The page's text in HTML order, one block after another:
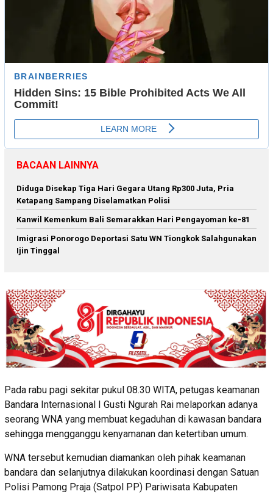
BACAAN LAINNYA
Diduga Disekap Tiga Hari Gegara Utang Rp300 Juta, Pria
Ketapang Sampang Diselamatkan Polisi
Kanwil Kemenkum Bali Semarakkan Hari Pengayoman ke-81
Imigrasi Ponorogo Deportasi Satu WN Tiongkok Salahgunakan
Ijin Tinggal
Pada rabu pagi sekitar pukul 08.30 WITA, petugas keamanan
Bandara Internasional I Gusti Ngurah Rai melaporkan adanya
seorang WNA yang membuat kegaduhan di kawasan bandara
sehingga mengganggu kenyamanan dan ketertiban umum.
WNA tersebut kemudian diamankan oleh pihak keamanan
bandara dan selanjutnya dilakukan koordinasi dengan Satuan
Polisi Pamong Praja (Satpol PP) Pariwisata Kabupaten